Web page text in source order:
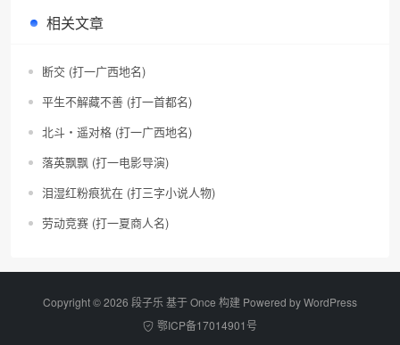
相关文章
断交 (打一广西地名)
平生不解藏不善 (打一首都名)
北斗・遥对格 (打一广西地名)
落英飘飘 (打一电影导演)
泪湿红粉痕犹在 (打三字小说人物)
劳动竞赛 (打一夏商人名)
Copyright © 2026 段子乐 基于 Once 构建 Powered byWordPress
鄂ICP备17014901号